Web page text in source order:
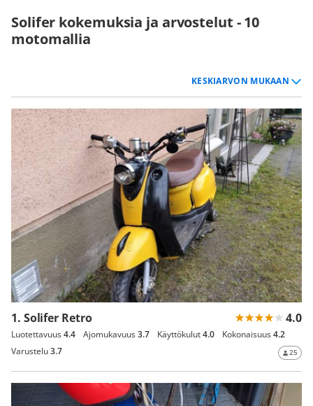
Solifer kokemuksia ja arvostelut - 10
motomallia
1. Solifer Retro 4.0
25
Luotettavuus4.4 Ajomukavuus3.7 Käyttökulut4.0 Kokonaisuus4.2
Varustelu3.7